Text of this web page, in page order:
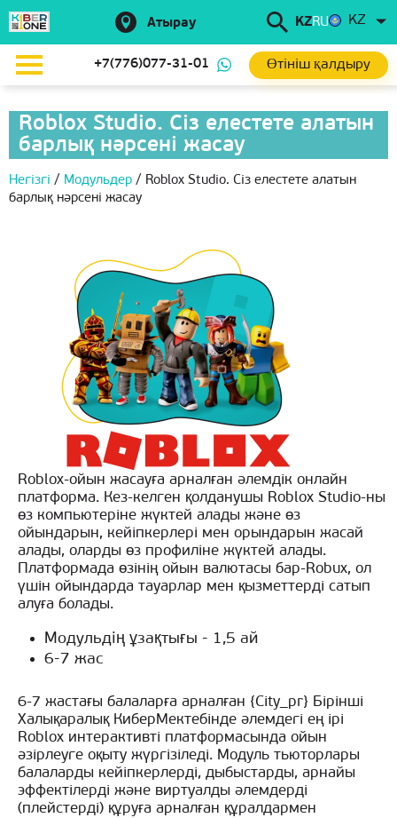
Атырау KZRU KZ
+7(776)077-31-01 Өтініш қалдыру
Roblox Studio. Сіз елестете алатын
барлық нәрсені жасау
Негізгі / Модульдер / Roblox Studio. Сіз елестете алатын
барлық нәрсені жасау
Roblox-ойын жасауға арналған әлемдік онлайн
платформа. Кез-келген қолданушы Roblox Studio-ны
өз компьютеріне жүктей алады және өз
ойындарын, кейіпкерлері мен орындарын жасай
алады, оларды өз профиліне жүктей алады.
Платформада өзінің ойын валютасы бар-Robux, ол
үшін ойындарда тауарлар мен қызметтерді сатып
алуға болады.
Модульдің ұзақтығы - 1,5 ай
6-7 жас
6-7 жастағы балаларға арналған {City_pr} Бірінші
Халықаралық КиберМектебінде әлемдегі ең ірі
Roblox интерактивті платформасында ойын
әзірлеуге оқыту жүргізіледі. Модуль тьюторлары
балаларды кейіпкерлерді, дыбыстарды, арнайы
эффектілерді және виртуалды әлемдерді
(плейстерді) құруға арналған құралдармен